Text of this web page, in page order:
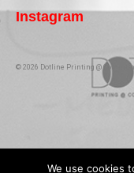
Instagram
© 2026 Dotline Printing @
We use cookies